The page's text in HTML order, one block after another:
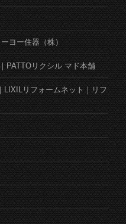
ヨー住器（株）
PATTOリクシル マド本舗
LIXILリフォームネット｜リフ